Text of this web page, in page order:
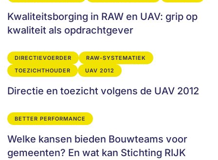
Kwaliteitsborging in RAW en UAV: grip op
kwaliteit als opdrachtgever
DIRECTIEVOERDER
RAW-SYSTEMATIEK
TOEZICHTHOUDER
UAV 2012
Directie en toezicht volgens de UAV 2012
BETTER PERFORMANCE
Welke kansen bieden Bouwteams voor
gemeenten? En wat kan Stichting RIJK